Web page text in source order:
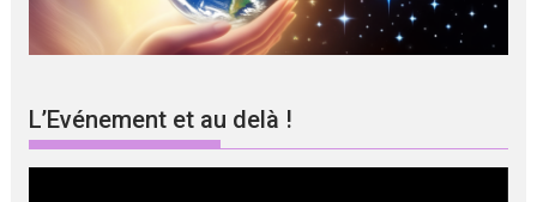
L’Evénement et au delà !